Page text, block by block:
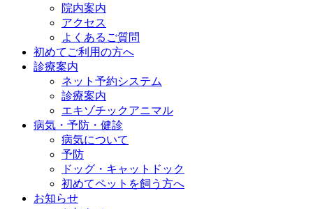
院内案内
アクセス
よくあるご質問
初めてご利用の方へ
診療案内
ネット予約システム
診療案内
エキゾチックアニマル
病気・予防・健診
病気について
予防
ドッグ・キャットドック
初めてペットを飼う方へ
お知らせ